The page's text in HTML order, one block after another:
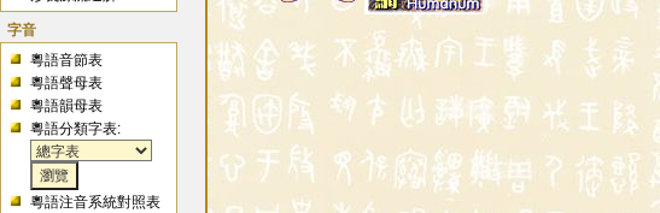
字音
粵語音節表
粵語聲母表
粵語韻母表
粵語分類字表:
粵語注音系統對照表